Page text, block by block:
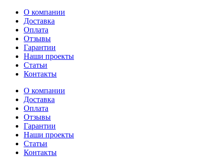
Перейти
содержимому
О компании
Доставка
Оплата
Отзывы
Гарантии
Наши проекты
Статьи
Контакты
О компании
Доставка
Оплата
Отзывы
Гарантии
Наши проекты
Статьи
Контакты